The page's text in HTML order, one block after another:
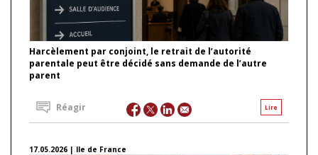
Harcèlement par conjoint, le retrait de l’autorité
parentale peut être décidé sans demande de l’autre
parent
Lire
Réagir
17.05.2026 | Ile de France